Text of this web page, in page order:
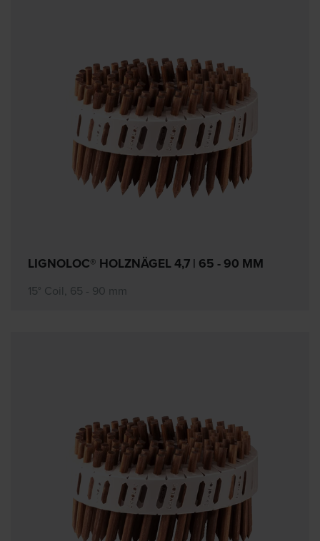
LIGNOLOC® HOLZNÄGEL 4,7 | 65 - 90 MM
15° Coil, 65 - 90 mm